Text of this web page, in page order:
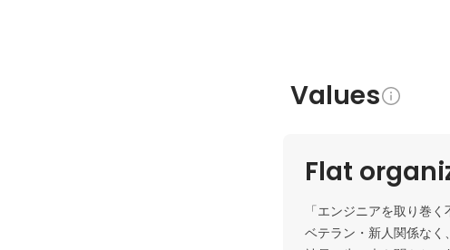
Values
Flat
「エンジニアを取り巻
ベテラン・新人関係な